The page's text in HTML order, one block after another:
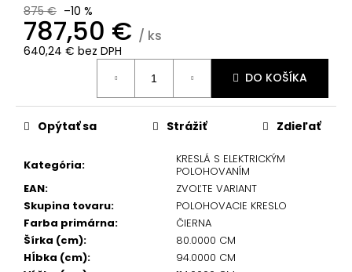
875 € –10 %
787,50 € / ks
640,24 € bez DPH
DO KOŠÍKA
Kategória:
KRESLÁ S ELEKTRICKÝM
POLOHOVANÍM
EAN:
ZVOĽTE VARIANT
Skupina tovaru:
POLOHOVACIE KRESLO
Farba primárna:
ČIERNA
Šírka (cm):
80.0000 CM
Hĺbka (cm):
94.0000 CM
Opýtať sa Strážiť Zdieľať